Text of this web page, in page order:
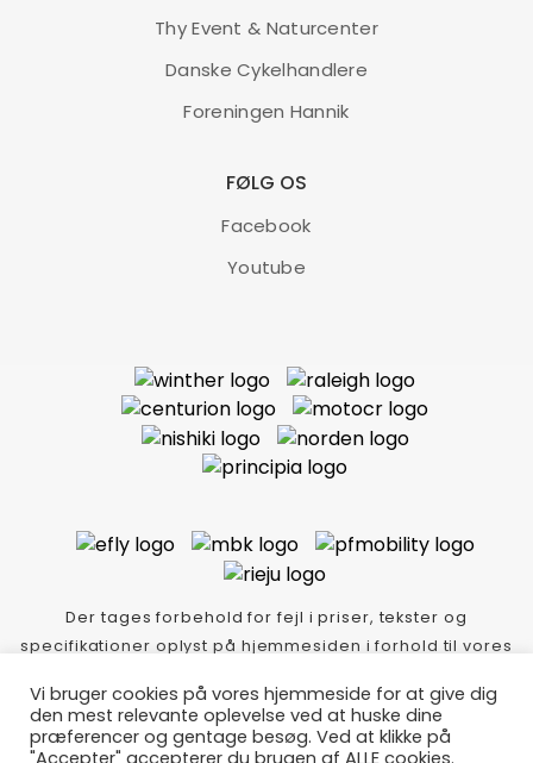
Thy Event & Naturcenter
Danske Cykelhandlere
Foreningen Hannik
FØLG OS
Facebook
Youtube
Der tages forbehold for fejl i priser, tekster og
specifikationer oplyst på hjemmesiden i forhold til vores
Thycykler.dk Idé-tekst-foto Copyright
Lindskog/event/kommunikation/m: 40282340-
Vi bruger cookies på vores hjemmeside for at give dig
den mest relevante oplevelse ved at huske dine
præferencer og gentage besøg. Ved at klikke på
"Accepter" accepterer du brugen af ALLE cookies.